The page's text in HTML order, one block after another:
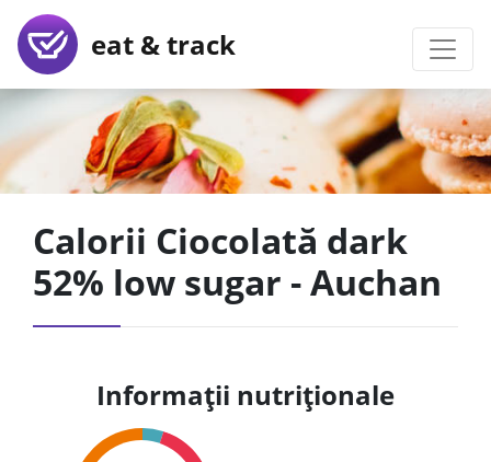
eat & track
Calorii Ciocolată dark
52% low sugar - Auchan
Informații nutriționale